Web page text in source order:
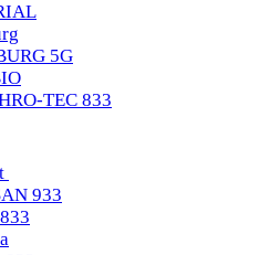
5G
TEC 833
933